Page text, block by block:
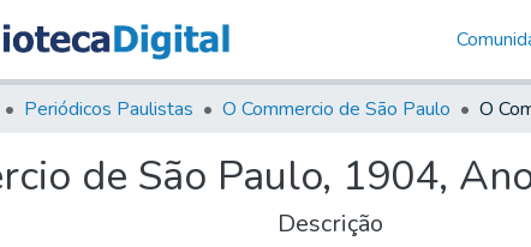
Periódicos Paulistas O Commercio de São Paulo
de São Paulo, 1904,
Descrição